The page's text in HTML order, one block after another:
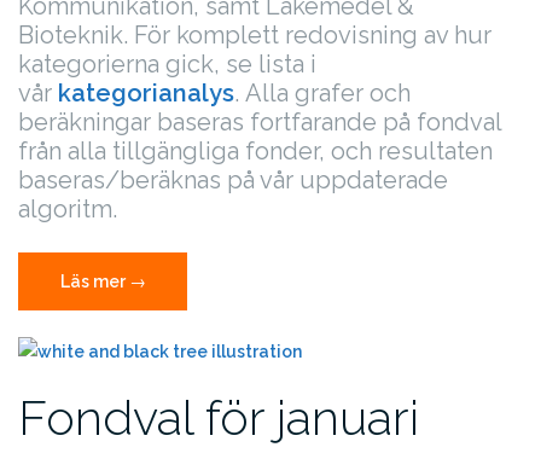
Kommunikation, samt Läkemedel &
Bioteknik. För komplett redovisning av hur
kategorierna gick, se lista i
vår kategorianalys. Alla grafer och
beräkningar baseras fortfarande på fondval
från alla tillgängliga fonder, och resultaten
baseras/beräknas på vår uppdaterade
algoritm.
Läs mer”Fondval
för
→
Fondval för januari